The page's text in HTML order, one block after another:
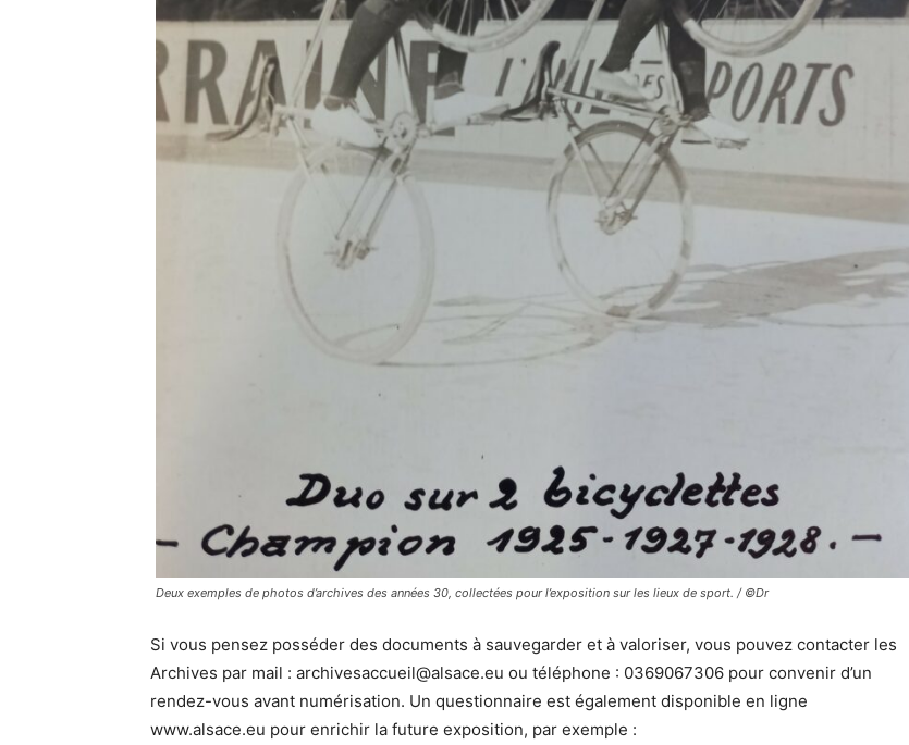
Deux exemples de photos d’archives des années 30, collectées pour l’exposition sur les lieux de sport. / ©Dr
Si vous pensez posséder des documents à sauvegarder et à valoriser, vous pouvez contacter les
Archives par mail : archivesaccueil@alsace.eu ou téléphone : 0369067306 pour convenir d’un
rendez-vous avant numérisation. Un questionnaire est également disponible en ligne
www.alsace.eu pour enrichir la future exposition, par exemple :